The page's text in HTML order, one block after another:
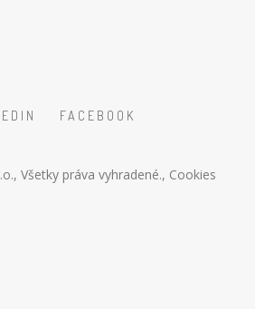
FACEBOOK
, Všetky práva vyhradené., Cookies